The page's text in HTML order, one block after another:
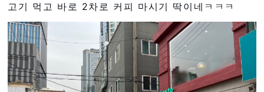
고기 먹고 바로 2차로 커피 마시기 딱이네ㅋㅋㅋ